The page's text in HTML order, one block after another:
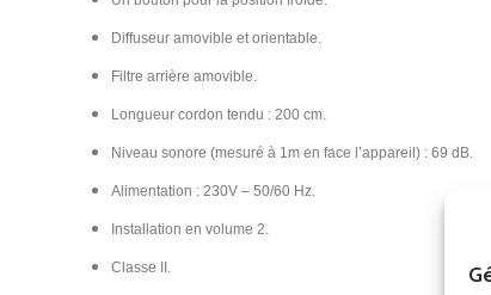
Diffuseur amovible et orientable.
Filtre arrière amovible.
Longueur cordon tendu : 200 cm.​
Niveau sonore (mesuré à 1m en face l’appareil) : 69 dB.
Alimentation : 230V – 50/60 Hz.
Installation en volume 2.
Classe II.